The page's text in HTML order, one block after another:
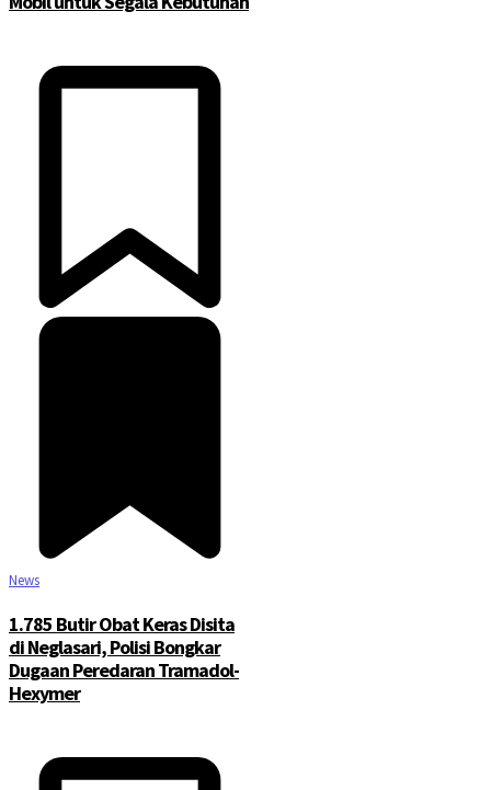
News
1.785 Butir Obat Keras Disita
di Neglasari, Polisi Bongkar
Dugaan Peredaran Tramadol-
Hexymer